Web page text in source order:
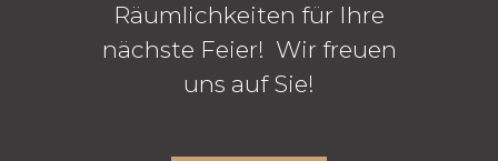
Räumlichkeiten für Ihre
nächste Feier! Wir freuen
uns auf Sie!